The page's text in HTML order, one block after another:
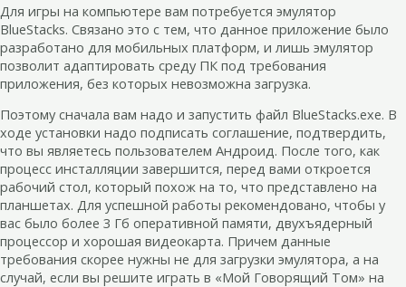
Для игры на компьютере вам потребуется эмулятор
BlueStacks. Связано это с тем, что данное приложение было
разработано для мобильных платформ, и лишь эмулятор
позволит адаптировать среду ПК под требования
приложения, без которых невозможна загрузка.
Поэтому сначала вам надо и запустить файл BlueStacks.exe. В
ходе установки надо подписать соглашение, подтвердить,
что вы являетесь пользователем Андроид. После того, как
процесс инсталляции завершится, перед вами откроется
рабочий стол, который похож на то, что представлено на
планшетах. Для успешной работы рекомендовано, чтобы у
вас было более 3 Гб оперативной памяти, двухъядерный
процессор и хорошая видеокарта. Причем данные
требования скорее нужны не для загрузки эмулятора, а на
случай, если вы решите играть в «Мой Говорящий Том» на